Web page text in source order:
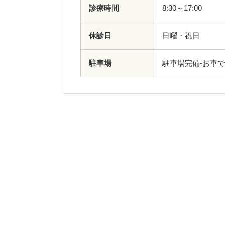
診療時間 8:30～17:00
休診日 日曜・祝日
駐車場 駐車場完備-お車